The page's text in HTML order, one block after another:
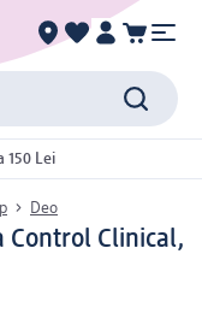
150 Lei
Deo
Control Clinical,